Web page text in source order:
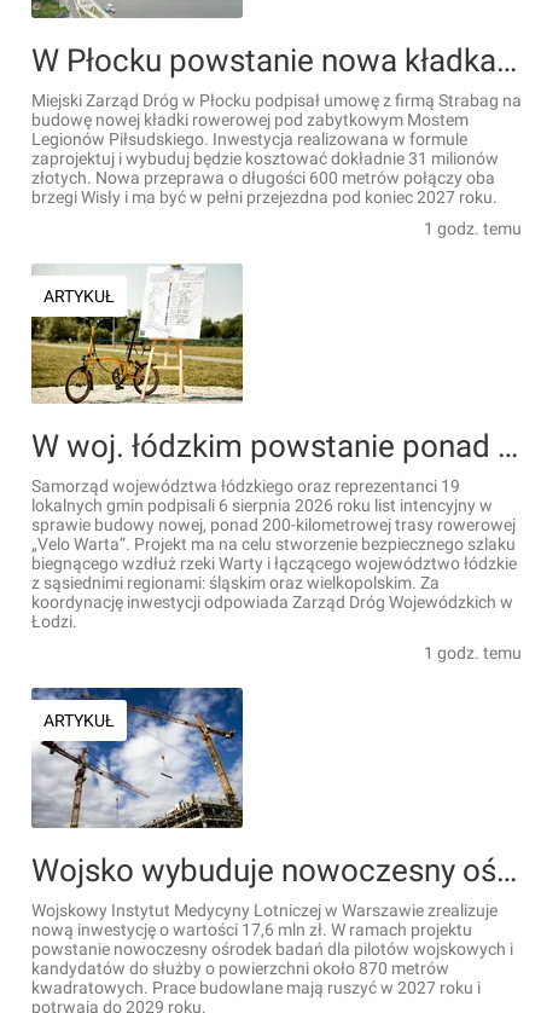
W Płocku powstanie nowa kładka pod zabytkowym Mostem Legionów Piłsudskiego za blisko 31 mln zł
Miejski Zarząd Dróg w Płocku podpisał umowę z firmą Strabag na
budowę nowej kładki rowerowej pod zabytkowym Mostem
Legionów Piłsudskiego. Inwestycja realizowana w formule
zaprojektuj i wybuduj będzie kosztować dokładnie 31 milionów
złotych. Nowa przeprawa o długości 600 metrów połączy oba
brzegi Wisły i ma być w pełni przejezdna pod koniec 2027 roku.
1 godz. temu
ARTYKUŁ
W woj. łódzkim powstanie ponad 200 km nowej trasy rowerowej Velo Warta. Połączy 19 gmin
Samorząd województwa łódzkiego oraz reprezentanci 19
lokalnych gmin podpisali 6 sierpnia 2026 roku list intencyjny w
sprawie budowy nowej, ponad 200-kilometrowej trasy rowerowej
„Velo Warta”. Projekt ma na celu stworzenie bezpiecznego szlaku
biegnącego wzdłuż rzeki Warty i łączącego województwo łódzkie
z sąsiednimi regionami: śląskim oraz wielkopolskim. Za
koordynację inwestycji odpowiada Zarząd Dróg Wojewódzkich w
Łodzi.
1 godz. temu
ARTYKUŁ
Wojsko wybuduje nowoczesny ośrodek badań dla pilotów wojskowych i kandydatów do służby w Warszawie
Wojskowy Instytut Medycyny Lotniczej w Warszawie zrealizuje
nową inwestycję o wartości 17,6 mln zł. W ramach projektu
powstanie nowoczesny ośrodek badań dla pilotów wojskowych i
kandydatów do służby o powierzchni około 870 metrów
kwadratowych. Prace budowlane mają ruszyć w 2027 roku i
potrwają do 2029 roku.